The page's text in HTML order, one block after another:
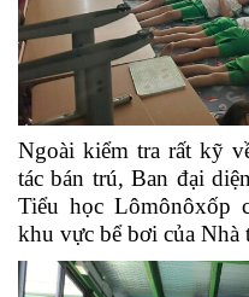
Ngoài kiểm tra rất kỹ
tác bán trú, Ban đại
Tiểu học Lômônôxốp
khu vực bể bơi của Nhà